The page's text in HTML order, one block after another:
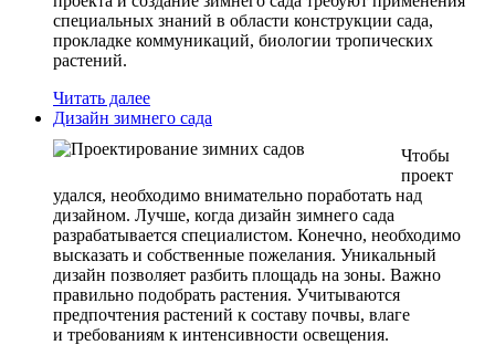
специальных знаний в области конструкции сада,
прокладке коммуникаций, биологии тропических
растений.
Читать далее
Дизайн зимнего сада
Чтобы
проект
удался, необходимо внимательно поработать над
дизайном. Лучше, когда дизайн зимнего сада
разрабатывается специалистом. Конечно, необходимо
высказать и собственные пожелания. Уникальный
дизайн позволяет разбить площадь на зоны. Важно
правильно подобрать растения. Учитываются
предпочтения растений к составу почвы, влаге
и требованиям к интенсивности освещения.